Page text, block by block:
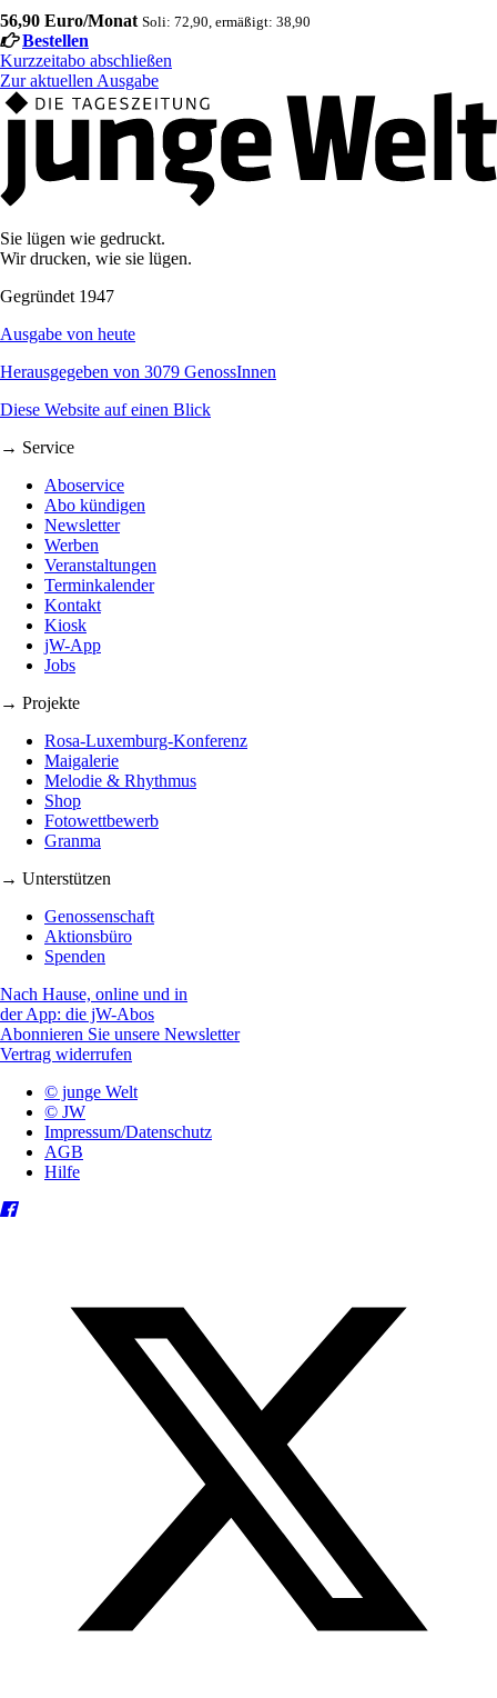
56,90 Euro/Monat Soli: 72,90, ermäßigt: 38,90
Bestellen
Kurzzeitabo abschließen
Zur aktuellen Ausgabe
Sie lügen wie gedruckt.
Wir drucken, wie sie lügen.
Gegründet 1947
Ausgabe von heute
Herausgegeben von 3079 GenossInnen
Diese Website auf einen Blick
→ Service
Aboservice
Abo kündigen
Newsletter
Werben
Veranstaltungen
Terminkalender
Kontakt
Kiosk
jW-App
Jobs
→ Projekte
Rosa-Luxemburg-Konferenz
Maigalerie
Melodie & Rhythmus
Shop
Fotowettbewerb
Granma
→ Unterstützen
Genossenschaft
Aktionsbüro
Spenden
Nach Hause, online und in
der App: die jW-Abos
Abonnieren Sie unsere Newsletter
Vertrag widerrufen
© junge Welt
© JW
Impressum/Datenschutz
AGB
Hilfe